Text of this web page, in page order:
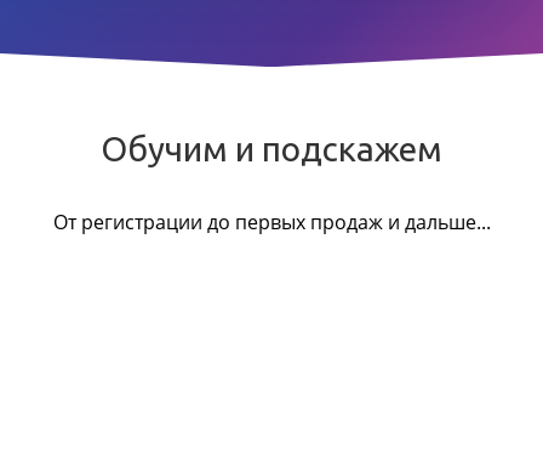
Обучим и подскажем
От регистрации до первых продаж и дальше...